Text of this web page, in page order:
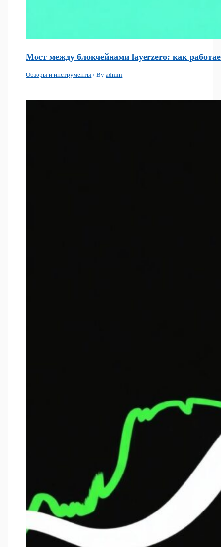
Мост между блокчейнами layerzero: как
Обзоры и инструменты / Byadmin